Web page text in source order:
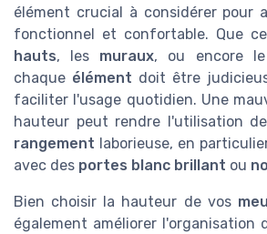
élément crucial à considérer pour
fonctionnel et confortable. Que
hauts, les muraux, ou encore le
chaque élément doit être
faciliter l'usage quotidien. Une
hauteur peut rendre l'utilisation
rangement laborieuse, en
avec des portes blanc brillant ou
Bien choisir la hauteur de vos
également améliorer l'organisation